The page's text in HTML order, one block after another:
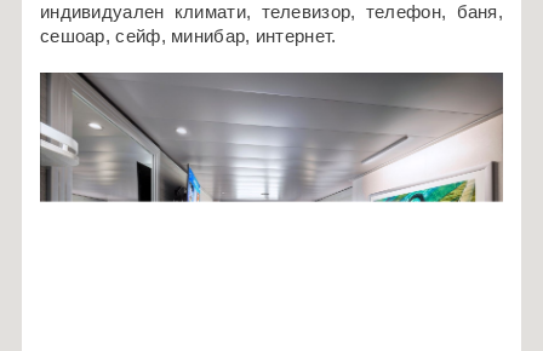
индивидуален климати, телевизор, телефон, баня,
сешоар, сейф, минибар, интернет.